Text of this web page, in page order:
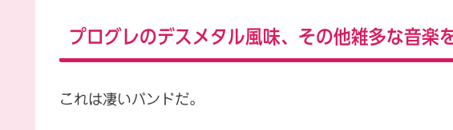
プログレのデスメタル風味、その他雑多な音楽
これは凄いバンドだ。